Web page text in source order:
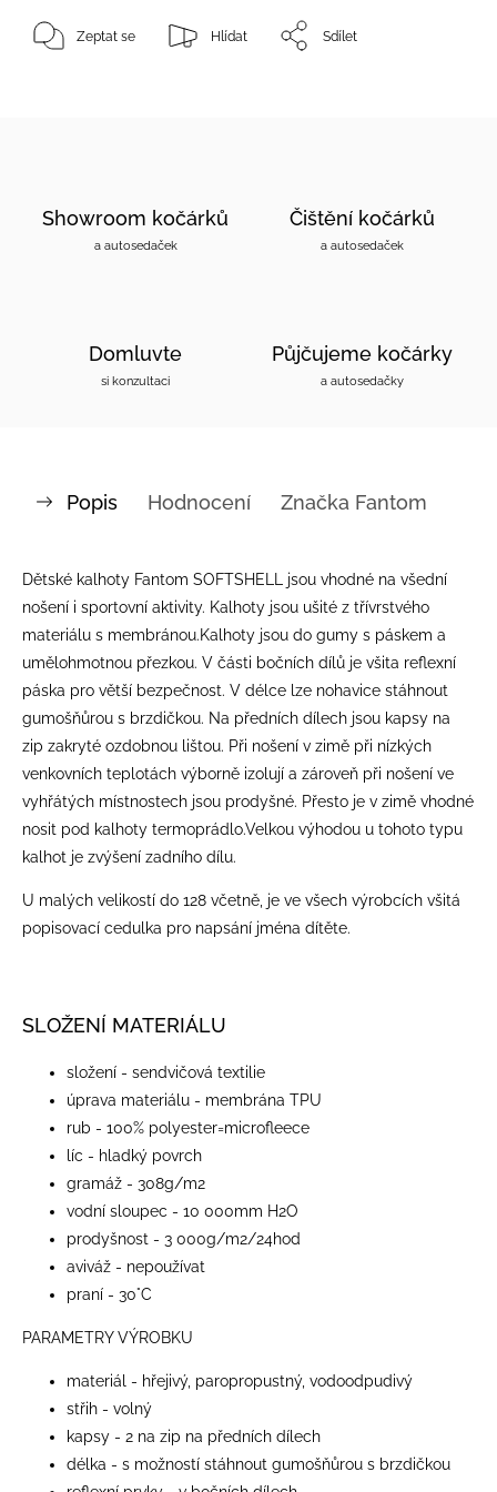
Zeptat se Hlídat Sdílet
Showroom kočárků
a autosedaček
Čištění kočárků
a autosedaček
Domluvte
si konzultaci
Půjčujeme kočárky
a autosedačky
Popis Hodnocení Značka Fantom
Dětské kalhoty Fantom SOFTSHELL jsou vhodné na všední
nošení i sportovní aktivity. Kalhoty jsou ušité z třívrstvého
materiálu s membránou.Kalhoty jsou do gumy s páskem a
umělohmotnou přezkou. V části bočních dílů je všita reflexní
páska pro větší bezpečnost. V délce lze nohavice stáhnout
gumošňůrou s brzdičkou. Na předních dílech jsou kapsy na
zip zakryté ozdobnou lištou. Při nošení v zimě při nízkých
venkovních teplotách výborně izolují a zároveň při nošení ve
vyhřátých místnostech jsou prodyšné. Přesto je v zimě vhodné
nosit pod kalhoty termoprádlo.Velkou výhodou u tohoto typu
kalhot je zvýšení zadního dílu.
U malých velikostí do 128 včetně, je ve všech výrobcích všitá
popisovací cedulka pro napsání jména dítěte.
SLOŽENÍ MATERIÁLU
složení - sendvičová textilie
úprava materiálu - membrána TPU
rub - 100% polyester=microfleece
líc - hladký povrch
gramáž - 308g/m2
vodní sloupec - 10 000mm H2O
prodyšnost - 3 000g/m2/24hod
aviváž - nepoužívat
praní - 30°C
PARAMETRY VÝROBKU
materiál - hřejivý, paropropustný, vodoodpudivý
střih - volný
kapsy - 2 na zip na předních dílech
délka - s možností stáhnout gumošňůrou s brzdičkou